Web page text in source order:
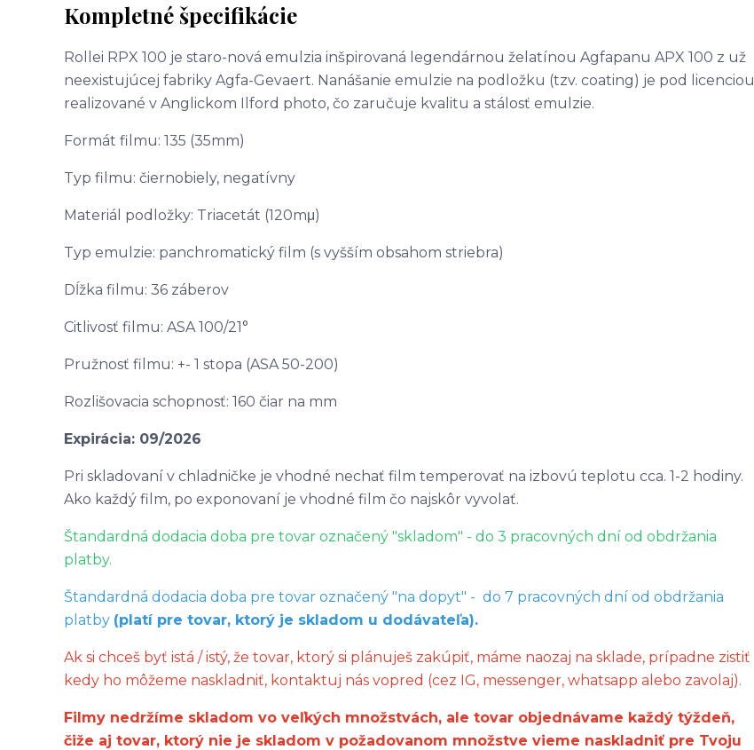
Kompletné špecifikácie
Rollei RPX 100 je staro-nová emulzia inšpirovaná legendárnou želatínou Agfapanu APX 100 z už
neexistujúcej fabriky Agfa-Gevaert. Nanášanie emulzie na podložku (tzv. coating) je pod licenciou
realizované v Anglickom Ilford photo, čo zaručuje kvalitu a stálosť emulzie.
Formát filmu: 135 (35mm)
Typ filmu: čiernobiely, negatívny
Materiál podložky: Triacetát (120mμ)
Typ emulzie: panchromatický film (s vyšším obsahom striebra)
Dĺžka filmu: 36 záberov
Citlivosť filmu: ASA 100/21°
Pružnosť filmu: +- 1 stopa (ASA 50-200)
Rozlišovacia schopnosť: 160 čiar na mm
Expirácia: 09/2026
Pri skladovaní v chladničke je vhodné nechať film temperovať na izbovú teplotu cca. 1-2 hodiny.
Ako každý film, po exponovaní je vhodné film čo najskôr vyvolať.
Štandardná dodacia doba pre tovar označený "skladom" - do 3 pracovných dní od obdržania
platby.
Štandardná dodacia doba pre tovar označený "na dopyt" - do 7 pracovných dní od obdržania
platby (platí pre tovar, ktorý je skladom u dodávateľa).
Ak si chceš byť istá / istý, že tovar, ktorý si plánuješ zakúpiť, máme naozaj na sklade, prípadne zistiť
kedy ho môžeme naskladniť, kontaktuj nás vopred (cez IG, messenger, whatsapp alebo zavolaj).
Filmy nedržíme skladom vo veľkých množstvách, ale tovar objednávame každý týždeň,
čiže aj tovar, ktorý nie je skladom v požadovanom množstve vieme naskladniť pre Tvoju